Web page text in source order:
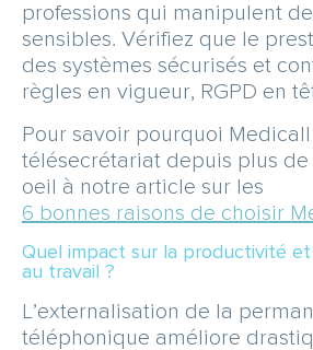
professions qui manipulent
sensibles. Vérifiez que le
des systèmes sécurisés et
règles en vigueur, RGPD en
Pour savoir pourquoi Medicall
télésecrétariat depuis plus de
oeil à notre article sur les
6 bonnes raisons de choisir
Quel impact sur la productivité
au travail ?
L’externalisation de la
téléphonique améliore